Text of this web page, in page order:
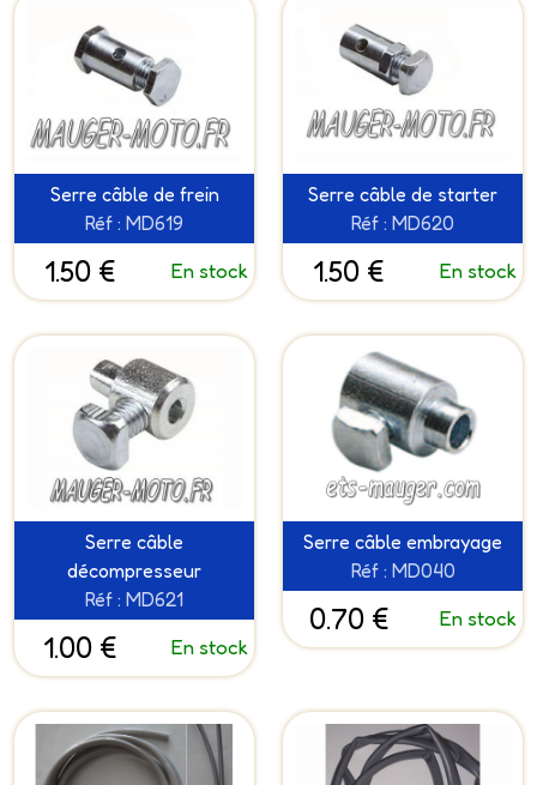
Serre câble de frein
Réf : MD619
1.50 € En stock
Serre câble de starter
Réf : MD620
1.50 € En stock
Serre câble
décompresseur
Réf : MD621
1.00 € En stock
Serre câble embrayage
Réf : MD040
0.70 € En stock